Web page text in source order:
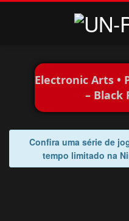
Electronic Arts •
– Black
Confira uma série de
tempo limitado na